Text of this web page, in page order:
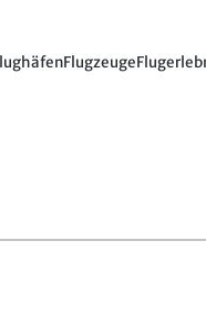
Flugzeuge